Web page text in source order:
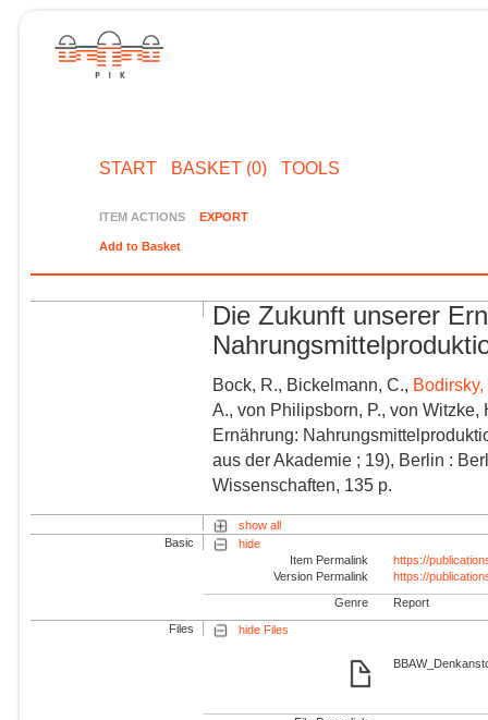
START BASKET (0) TOOLS
ITEM ACTIONS EXPORT
Add to Basket
Die Zukunft unserer
Bock, R., Bickelmann, C., Bodirsky,
A., von Philipsborn, P., von
Ernährung:
aus der Akademie ; 19), Berlin :
Wissenschaften, 135 p.
show all
Basic
hide
Item Permalink
https://
Version Permalink
https://
Genre Report
Files hide Files